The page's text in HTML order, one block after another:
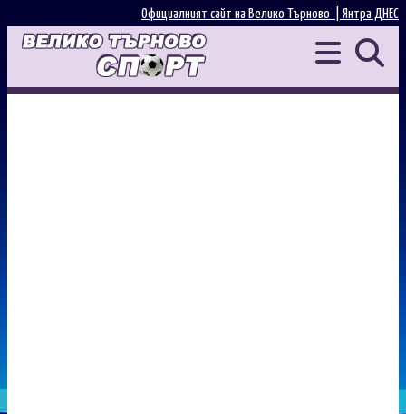
Янтра ДНЕС
Официалният сайт на Велико Търново |